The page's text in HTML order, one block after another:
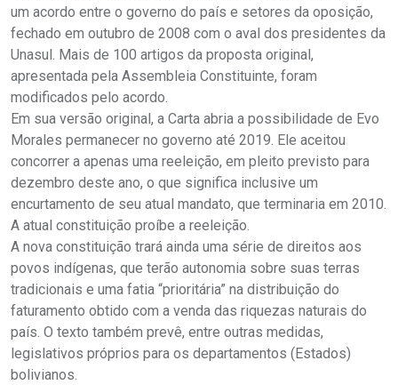
um acordo entre o governo do país e setores da oposição,
fechado em outubro de 2008 com o aval dos presidentes da
Unasul. Mais de 100 artigos da proposta original,
apresentada pela Assembleia Constituinte, foram
modificados pelo acordo.
Em sua versão original, a Carta abria a possibilidade de Evo
Morales permanecer no governo até 2019. Ele aceitou
concorrer a apenas uma reeleição, em pleito previsto para
dezembro deste ano, o que significa inclusive um
encurtamento de seu atual mandato, que terminaria em 2010.
A atual constituição proíbe a reeleição.
A nova constituição trará ainda uma série de direitos aos
povos indígenas, que terão autonomia sobre suas terras
tradicionais e uma fatia “prioritária” na distribuição do
faturamento obtido com a venda das riquezas naturais do
país. O texto também prevê, entre outras medidas,
legislativos próprios para os departamentos (Estados)
bolivianos.